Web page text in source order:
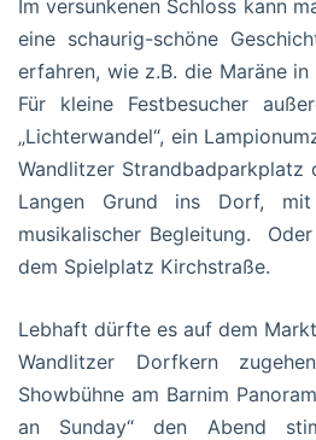
Im versunkenen Schloss kann
eine schaurig-schöne
erfahren, wie z.B. die Maräne
Für kleine Festbesucher
„Lichterwandel“, ein
Wandlitzer Strandbadparkplatz
Langen Grund ins Dorf,
musikalischer Begleitung.
dem Spielplatz Kirchstraße.
Lebhaft dürfte es auf dem
Wandlitzer Dorfkern
Showbühne am Barnim
an Sunday“ den Abend